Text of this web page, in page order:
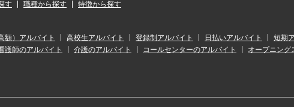
す 職種から探す 特徴から探す
額）アルバイト 高校生アルバイト 登録制アルバイト 日払いアルバイト
短期
護師のアルバイト 介護のアルバイト コールセンターのアルバイト
オープニング